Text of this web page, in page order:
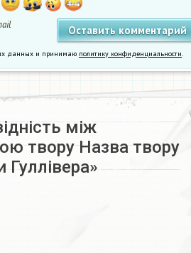
данных и принимаю политику конфиденциальности.
між
твору Назва твору